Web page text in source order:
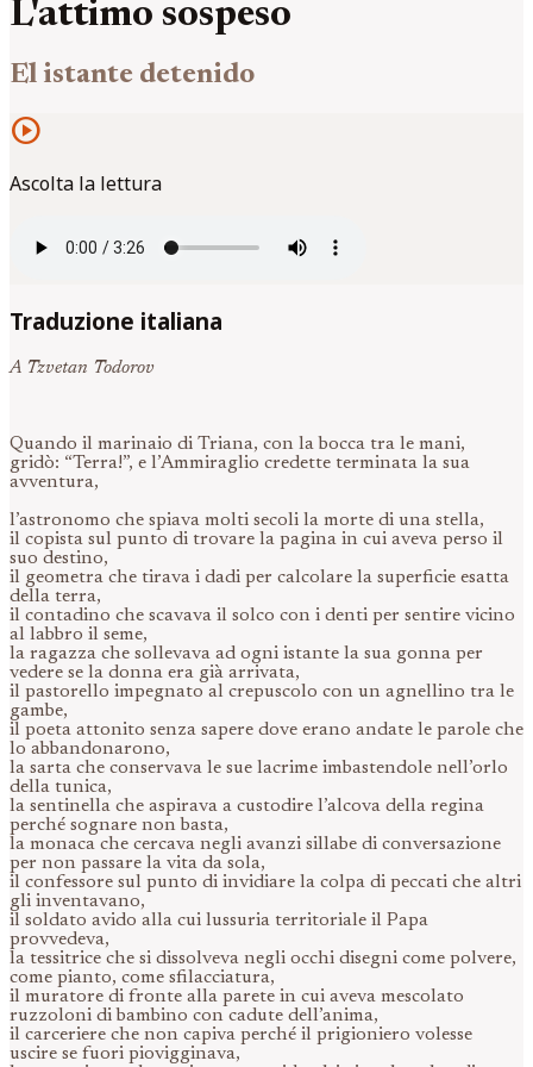
L'attimo sospeso
El istante detenido
play_circle
Ascolta la lettura
Traduzione italiana
A Tzvetan Todorov
Quando il marinaio di Triana, con la bocca tra le mani,
gridò: “Terra!”, e l’Ammiraglio credette terminata la sua
avventura,
l’astronomo che spiava molti secoli la morte di una stella,
il copista sul punto di trovare la pagina in cui aveva perso il
suo destino,
il geometra che tirava i dadi per calcolare la superficie esatta
della terra,
il contadino che scavava il solco con i denti per sentire vicino
al labbro il seme,
la ragazza che sollevava ad ogni istante la sua gonna per
vedere se la donna era già arrivata,
il pastorello impegnato al crepuscolo con un agnellino tra le
gambe,
il poeta attonito senza sapere dove erano andate le parole che
lo abbandonarono,
la sarta che conservava le sue lacrime imbastendole nell’orlo
della tunica,
la sentinella che aspirava a custodire l’alcova della regina
perché sognare non basta,
la monaca che cercava negli avanzi sillabe di conversazione
per non passare la vita da sola,
il confessore sul punto di invidiare la colpa di peccati che altri
gli inventavano,
il soldato avido alla cui lussuria territoriale il Papa
provvedeva,
la tessitrice che si dissolveva negli occhi disegni come polvere,
come pianto, come sfilacciatura,
il muratore di fronte alla parete in cui aveva mescolato
ruzzoloni di bambino con cadute dell’anima,
il carceriere che non capiva perché il prigioniero volesse
uscire se fuori piovigginava,